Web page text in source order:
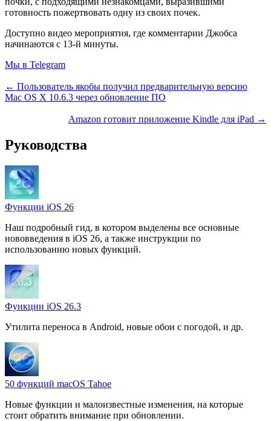
готовность пожертвовать одну из своих почек.
Доступно видео мероприятия, где комментарии Джобса
начинаются с 13-й минуты.
Мы в Telegram
← Пользователь якобы получил предварительную версию
Mac OS X 10.6.3 через обновление ПО
Amazon готовит приложение Kindle для iPad →
Руководства
Функции iOS 26
Наш подробный гид, в котором выделены все основные
нововведения в iOS 26, а также инструкции по
использованию новых функций.
Функции iOS 26.3
Утилита переноса в Android, новые обои с погодой, и др.
50 функций macOS Tahoe
Новые функции и малоизвестные изменения, на которые
стоит обратить внимание при обновлении.